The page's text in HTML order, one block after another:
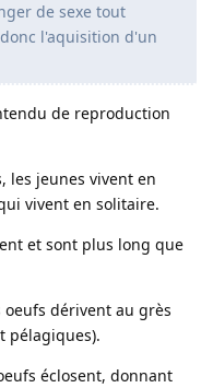
de sexe tout
l'aquisition d'un
de reproduction
les jeunes vivent en
vivent en solitaire.
et sont plus long que
dérivent au grès
pélagiques).
éclosent, donnant